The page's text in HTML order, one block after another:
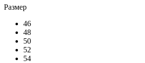
Размер
46
48
50
52
54